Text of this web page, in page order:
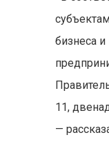
бизнеса
11,
—